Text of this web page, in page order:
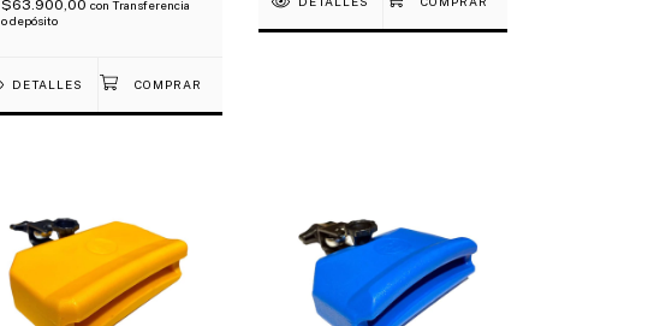
$63.900,00 con Transferencia
o depósito
DETALLES